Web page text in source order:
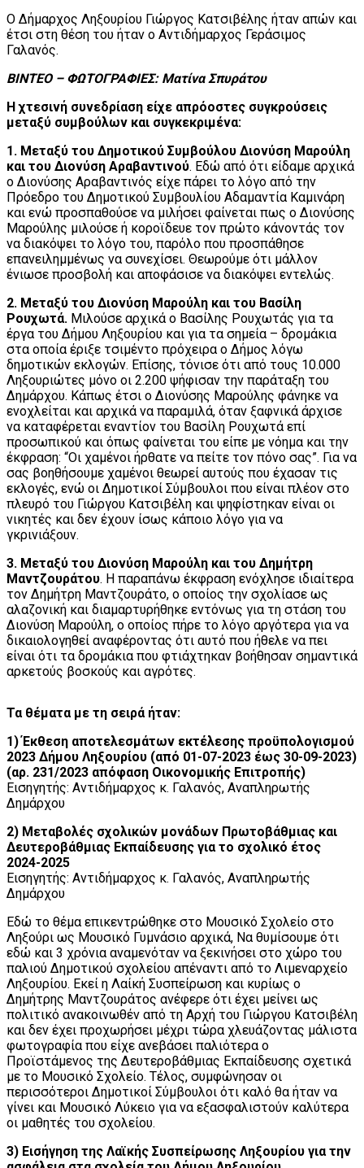
Ο Δήμαρχος Ληξουρίου Γιώργος Κατσιβέλης ήταν απών και
έτσι στη θέση του ήταν ο Αντιδήμαρχος Γεράσιμος
Γαλανός.
ΒΙΝΤΕΟ – ΦΩΤΟΓΡΑΦΙΕΣ: Ματίνα Σπυράτου
Η χτεσινή συνεδρίαση είχε απρόοστες συγκρούσεις
μεταξύ συμβούλων και συγκεκριμένα:
1. Μεταξύ του Δημοτικού Συμβούλου Διονύση Μαρούλη
και του Διονύση Αραβαντινού. Εδώ από ότι είδαμε αρχικά
ο Διονύσης Αραβαντινός είχε πάρει το λόγο από την
Πρόεδρο του Δημοτικού Συμβουλίου Αδαμαντία Καμινάρη
και ενώ προσπαθούσε να μιλήσει φαίνεται πως ο Διονύσης
Μαρούλης μιλούσε ή κοροϊδευε τον πρώτο κάνοντάς τον
να διακόψει το λόγο του, παρόλο που προσπάθησε
επανειλημμένως να συνεχίσει. Θεωρούμε ότι μάλλον
ένιωσε προσβολή και αποφάσισε να διακόψει εντελώς.
2. Μεταξύ του Διονύση Μαρούλη και του Βασίλη
Ρουχωτά. Μιλούσε αρχικά ο Βασίλης Ρουχωτάς για τα
έργα του Δήμου Ληξουρίου και για τα σημεία – δρομάκια
στα οποία έριξε τσιμέντο πρόχειρα ο Δήμος λόγω
δημοτικών εκλογών. Επίσης, τόνισε ότι από τους 10.000
Ληξουριώτες μόνο οι 2.200 ψήφισαν την παράταξη του
Δημάρχου. Κάπως έτσι ο Διονύσης Μαρούλης φάνηκε να
ενοχλείται και αρχικά να παραμιλά, όταν ξαφνικά άρχισε
να καταφέρεται εναντίον του Βασίλη Ρουχωτά επί
προσωπικού και όπως φαίνεται του είπε με νόημα και την
έκφραση: “Οι χαμένοι ήρθατε να πείτε τον πόνο σας”. Για να
σας βοηθήσουμε χαμένοι θεωρεί αυτούς που έχασαν τις
εκλογές, ενώ οι Δημοτικοί Σύμβουλοι που είναι πλέον στο
πλευρό του Γιώργου Κατσιβέλη και ψηφίστηκαν είναι οι
νικητές και δεν έχουν ίσως κάποιο λόγο για να
γκρινιάξουν.
3. Μεταξύ του Διονύση Μαρούλη και του Δημήτρη
Μαντζουράτου. Η παραπάνω έκφραση ενόχλησε ιδιαίτερα
τον Δημήτρη Μαντζουράτο, ο οποίος την σχολίασε ως
αλαζονική και διαμαρτυρήθηκε εντόνως για τη στάση του
Διονύση Μαρούλη, ο οποίος πήρε το λόγο αργότερα για να
δικαιολογηθεί αναφέροντας ότι αυτό που ήθελε να πει
είναι ότι τα δρομάκια που φτιάχτηκαν βοήθησαν σημαντικά
αρκετούς βοσκούς και αγρότες.
Τα θέματα με τη σειρά ήταν:
1) Έκθεση αποτελεσμάτων εκτέλεσης προϋπολογισμού
2023 Δήμου Ληξουρίου (από 01-07-2023 έως 30-09-2023)
(αρ. 231/2023 απόφαση Οικονομικής Επιτροπής)
Εισηγητής: Αντιδήμαρχος κ. Γαλανός, Αναπληρωτής
Δημάρχου
2) Μεταβολές σχολικών μονάδων Πρωτοβάθμιας και
Δευτεροβάθμιας Εκπαίδευσης για το σχολικό έτος
2024-2025
Εισηγητής: Αντιδήμαρχος κ. Γαλανός, Αναπληρωτής
Δημάρχου
Εδώ το θέμα επικεντρώθηκε στο Μουσικό Σχολείο στο
Ληξούρι ως Μουσικό Γυμνάσιο αρχικά, Να θυμίσουμε ότι
εδώ και 3 χρόνια αναμενόταν να ξεκινήσει στο χώρο του
παλιού Δημοτικού σχολείου απέναντι από το Λιμεναρχείο
Ληξουρίου. Εκεί η Λαίκή Συσπείρωση και κυρίως ο
Δημήτρης Μαντζουράτος ανέφερε ότι έχει μείνει ως
πολιτικό ανακοινωθέν από τη Αρχή του Γιώργου Κατσιβέλη
και δεν έχει προχωρήσει μέχρι τώρα χλευάζοντας μάλιστα
φωτογραφία που είχε ανεβάσει παλιότερα ο
Προϊστάμενος της Δευτεροβάθμιας Εκπαίδευσης σχετικά
με το Μουσικό Σχολείο. Τέλος, συμφώνησαν οι
περισσότεροι Δημοτικοί Σύμβουλοι ότι καλό θα ήταν να
γίνει και Μουσικό Λύκειο για να εξασφαλιστούν καλύτερα
οι μαθητές του σχολείου.
3) Εισήγηση της Λαϊκής Συσπείρωσης Ληξουρίου για την